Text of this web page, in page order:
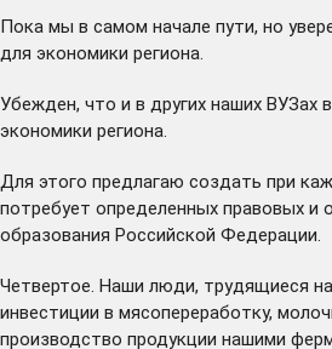
Пока мы в самом начале пути, но
для экономики региона.
Убежден, что и в других наших
экономики региона.
Для этого предлагаю создать при
потребует определенных правовых и
образования Российской Федерации.
Четвертое. Наши люди, трудящиеся
инвестиции в мясопереработку,
производство продукции нашими